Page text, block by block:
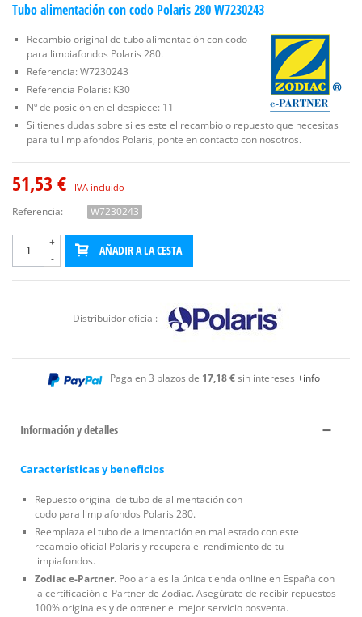
Tubo alimentación con codo Polaris 280 W7230243
Recambio original de tubo alimentación con codo
para limpiafondos Polaris 280.
Referencia: W7230243
Referencia Polaris: K30
Nº de posición en el despiece: 11
Si tienes dudas sobre si es este el recambio o repuesto que necesitas
para tu limpiafondos Polaris, ponte en contacto con nosotros.
51,53 € IVA incluido
Referencia: W7230243
-
+
AÑADIR A LA CESTA
Distribuidor oficial:
Paga en 3 plazos de 17,18 €sin intereses +info
Información y detalles
Características y beneficios
Repuesto original de tubo de alimentación con
codo para limpiafondos Polaris 280.
Reemplaza el tubo de alimentación en mal estado con este
recambio oficial Polaris y recupera el rendimiento de tu
limpiafondos.
Zodiac e-Partner. Poolaria es la única tienda online en España con
la certificación e-Partner de Zodiac. Asegúrate de recibir repuestos
100% originales y de obtener el mejor servicio posventa.